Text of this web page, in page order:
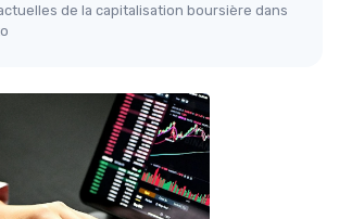
de la capitalisation boursière dans